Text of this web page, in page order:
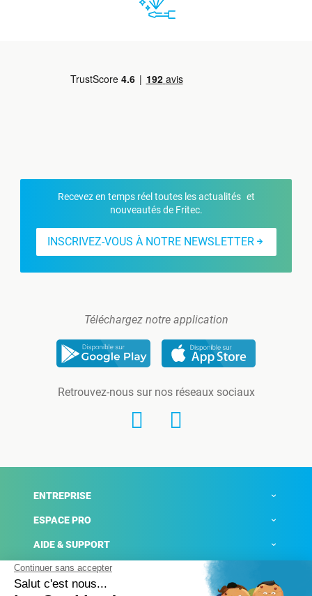
Recevez en temps réel toutes les actualités et
nouveautés de Fritec.
INSCRIVEZ-VOUS À NOTRE NEWSLETTER
Téléchargez notre application
Retrouvez-nous sur nos réseaux sociaux
ENTREPRISE
ESPACE PRO
AIDE & SUPPORT
ACTUALITÉS